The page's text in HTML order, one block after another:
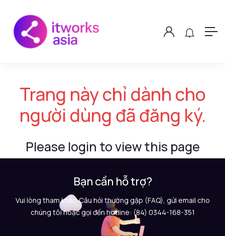
Trang này chỉ dành cho
người dùng đã đăng ký.
Please login to view this page
Bạn cần hỗ trợ?
Vui lòng tham khảo Câu hỏi thường gặp (FAQ), gửi email cho
chúng tôi hoặc gọi đến hotline: (84) 0344-168-351